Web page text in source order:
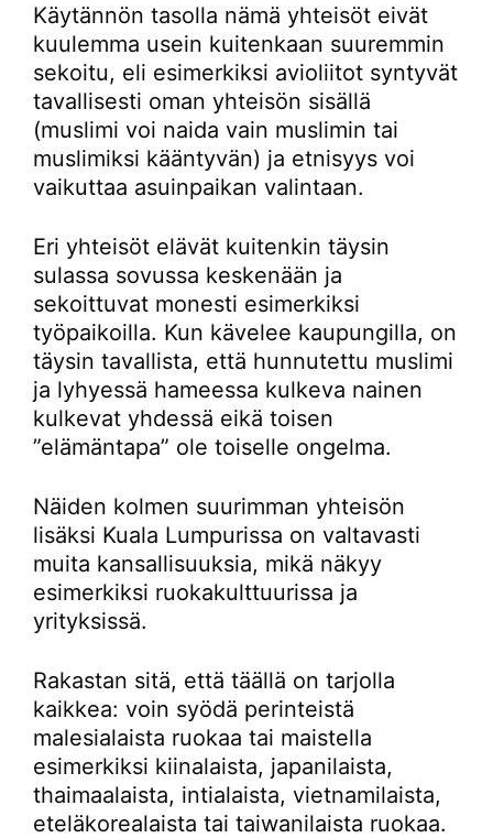
Käytännön tasolla nämä yhteisöt eivät
kuulemma usein kuitenkaan suuremmin
sekoitu, eli esimerkiksi avioliitot syntyvät
tavallisesti oman yhteisön sisällä
(muslimi voi naida vain muslimin tai
muslimiksi kääntyvän) ja etnisyys voi
vaikuttaa asuinpaikan valintaan.
Eri yhteisöt elävät kuitenkin täysin
sulassa sovussa keskenään ja
sekoittuvat monesti esimerkiksi
työpaikoilla. Kun kävelee kaupungilla, on
täysin tavallista, että hunnutettu muslimi
ja lyhyessä hameessa kulkeva nainen
kulkevat yhdessä eikä toisen
”elämäntapa” ole toiselle ongelma.
Näiden kolmen suurimman yhteisön
lisäksi Kuala Lumpurissa on valtavasti
muita kansallisuuksia, mikä näkyy
esimerkiksi ruokakulttuurissa ja
yrityksissä.
Rakastan sitä, että täällä on tarjolla
kaikkea: voin syödä perinteistä
malesialaista ruokaa tai maistella
esimerkiksi kiinalaista, japanilaista,
thaimaalaista, intialaista, vietnamilaista,
eteläkorealaista tai taiwanilaista ruokaa.